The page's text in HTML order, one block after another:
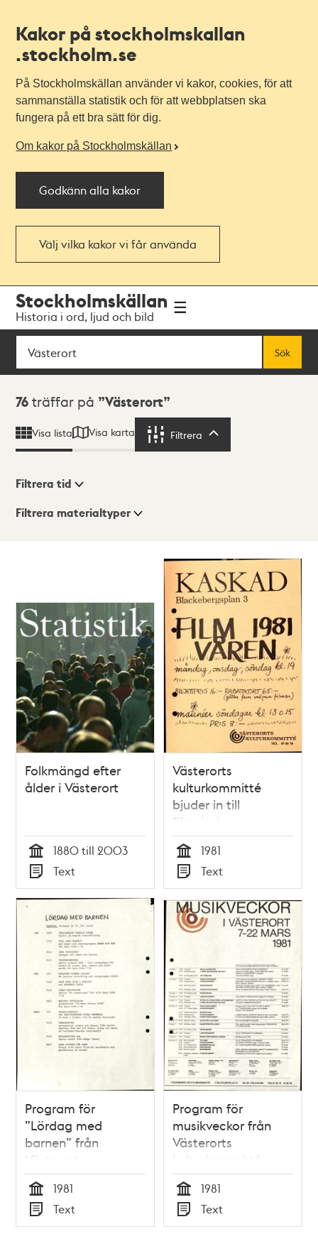
Kakor på stockholmskallan
.stockholm.se
På Stockholmskällan använder vi kakor, cookies, för att
sammanställa statistik och för att webbplatsen ska
fungera på ett bra sätt för dig.
Om kakor på Stockholmskällan
Godkänn alla kakor
Välj vilka kakor vi får använda
navigationen
huvudinnehållet
Stockholmskällan
Historia i ord, ljud och bild
Sök
Sök
Sökresultat
76 träffar på Västerort
Visa lista Visa karta Filtrera
Visningsläge
Filtrera tid
Filtrera materialtyper
Folkmängd efter
ålder i Västerort
Tid
1880 till 2003
Typ
Text
Västerorts
kulturkommitté
bjuder in till
filmvisning
Tid
1981
Typ
Text
Program för
”Lördag med
barnen” från
Västerorts
kulturkommitté
Tid
1981
Typ
Text
Program för
musikveckor från
Västerorts
kulturkommitté
Tid
1981
Typ
Text